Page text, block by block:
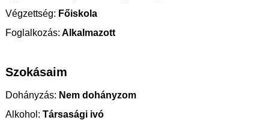
Végzettség: Főiskola
Foglalkozás: Alkalmazott
Szokásaim
Dohányzás: Nem dohányzom
Alkohol: Társasági ivó